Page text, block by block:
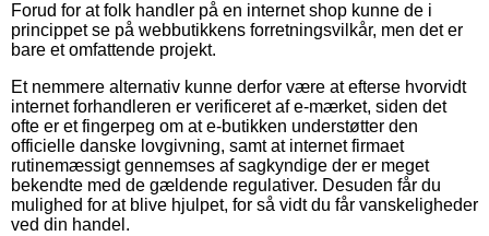
Forud for at folk handler på en internet shop kunne de i
princippet se på webbutikkens forretningsvilkår, men det er
bare et omfattende projekt.
Et nemmere alternativ kunne derfor være at efterse hvorvidt
internet forhandleren er verificeret af e-mærket, siden det
ofte er et fingerpeg om at e-butikken understøtter den
officielle danske lovgivning, samt at internet firmaet
rutinemæssigt gennemses af sagkyndige der er meget
bekendte med de gældende regulativer. Desuden får du
mulighed for at blive hjulpet, for så vidt du får vanskeligheder
ved din handel.